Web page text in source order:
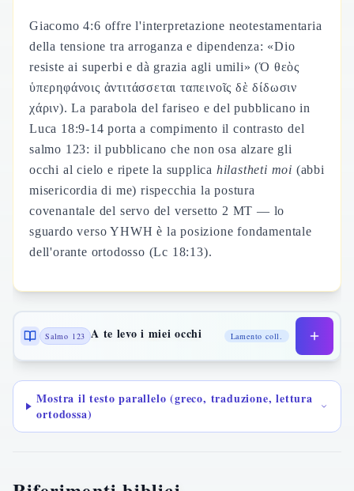
Giacomo 4:6 offre l'interpretazione neotestamentaria
della tensione tra arroganza e dipendenza: «Dio
resiste ai superbi e dà grazia agli umili» (Ὁ θεὸς
ὑπερηφάνοις ἀντιτάσσεται ταπεινοῖς δὲ δίδωσιν
χάριν). La parabola del fariseo e del pubblicano in
Luca 18:9-14 porta a compimento il contrasto del
salmo 123: il pubblicano che non osa alzare gli
occhi al cielo e ripete la supplica hilastheti moi (abbi
misericordia di me) rispecchia la postura
covenantale del servo del versetto 2 MT — lo
sguardo verso YHWH è la posizione fondamentale
dell'orante ortodosso (Lc 18:13).
Salmo 123 A te levo i miei occhi Lamento coll.
Mostra il testo parallelo (greco, traduzione, lettura
ortodossa)